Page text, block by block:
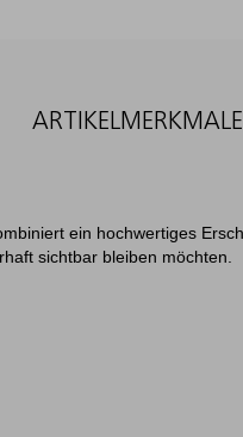
ARTIKELMERKMALE
ein hochwertiges
sichtbar bleiben möchten.